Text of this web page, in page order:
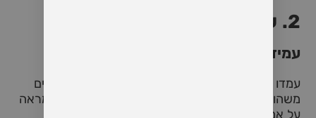
2. עקביות ואחריות
עמידה בהבטחות
עמדו בהבטחותיכם והתחייבויותיכם. כשאתם מבטיחים
משהו, ודאו שאתם מקיימים אותו. עקביות במעשים מראה
על אמינות ויוצרת תחושת ביטחון אצל בן/בת הזוג.